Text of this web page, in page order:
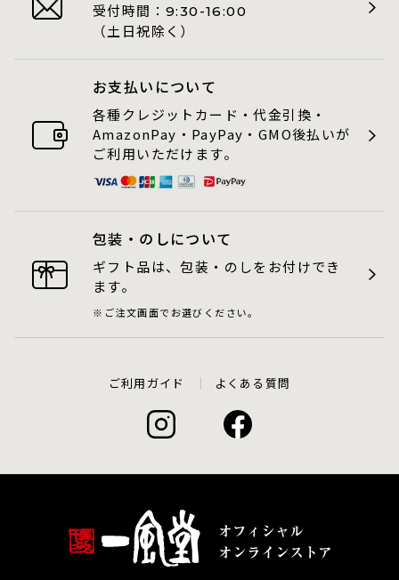
受付時間： 9:30-16:00
（土日祝除く）
お支払いについて
各種クレジットカード・代金引換・
AmazonPay・PayPay・GMO後払いが
ご利用いただけます。
包装・のしについて
ギフト品は、包装・のしをお付けでき
ます。
ご注文画面でお選びください。
ご利用ガイド よくある質問